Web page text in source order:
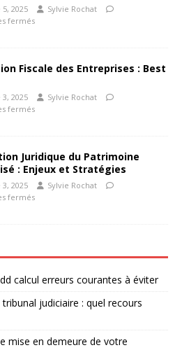
2025
Sylvie Rochat
fermés
Fiscale des Entreprises : Best
2025
Sylvie Rochat
fermés
Juridique du Patrimoine
: Enjeux et Stratégies
2025
Sylvie Rochat
fermés
calcul erreurs courantes à éviter
judiciaire : quel recours
mise en demeure de votre